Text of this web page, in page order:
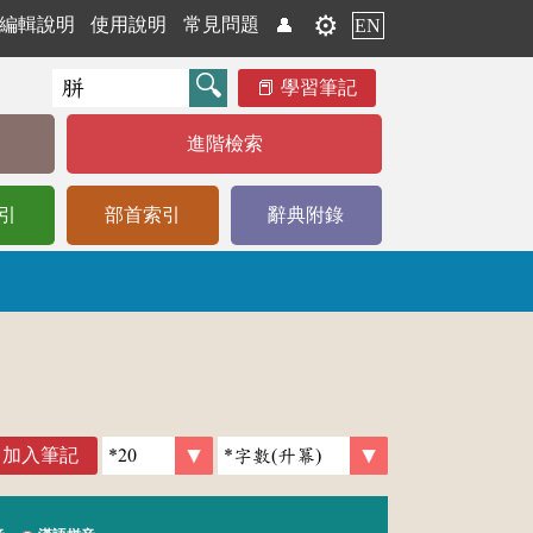
編輯說明 使用說明 常見問題 👤 ⚙️ EN
學習筆記
進階檢索
部首索引 辭典附錄
加入筆記